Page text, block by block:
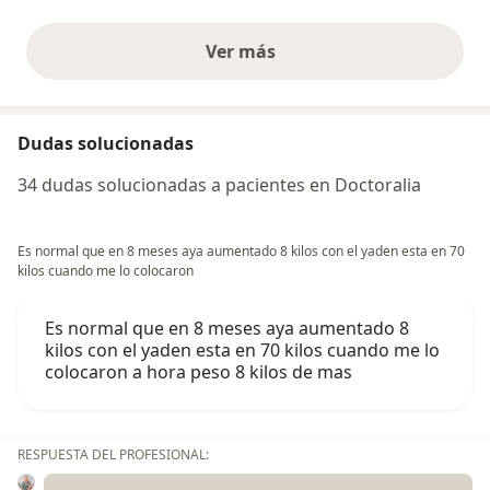
Ver másopiniones anteriores
Dudas solucionadas
34 dudas solucionadas a pacientes en Doctoralia
Es normal que en 8 meses aya aumentado 8 kilos con el yaden esta en 70
kilos cuando me lo colocaron
Es normal que en 8 meses aya aumentado 8
kilos con el yaden esta en 70 kilos cuando me lo
colocaron a hora peso 8 kilos de mas
RESPUESTA DEL PROFESIONAL: